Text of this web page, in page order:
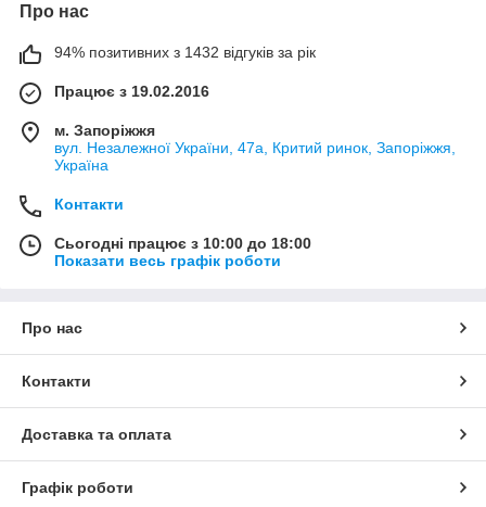
Про нас
94% позитивних з 1432 відгуків за рік
Працює з 19.02.2016
м. Запоріжжя
вул. Незалежної України, 47а, Критий ринок, Запоріжжя,
Україна
Контакти
Сьогодні працює з 10:00 до 18:00
Показати весь графік роботи
Про нас
Контакти
Доставка та оплата
Графік роботи